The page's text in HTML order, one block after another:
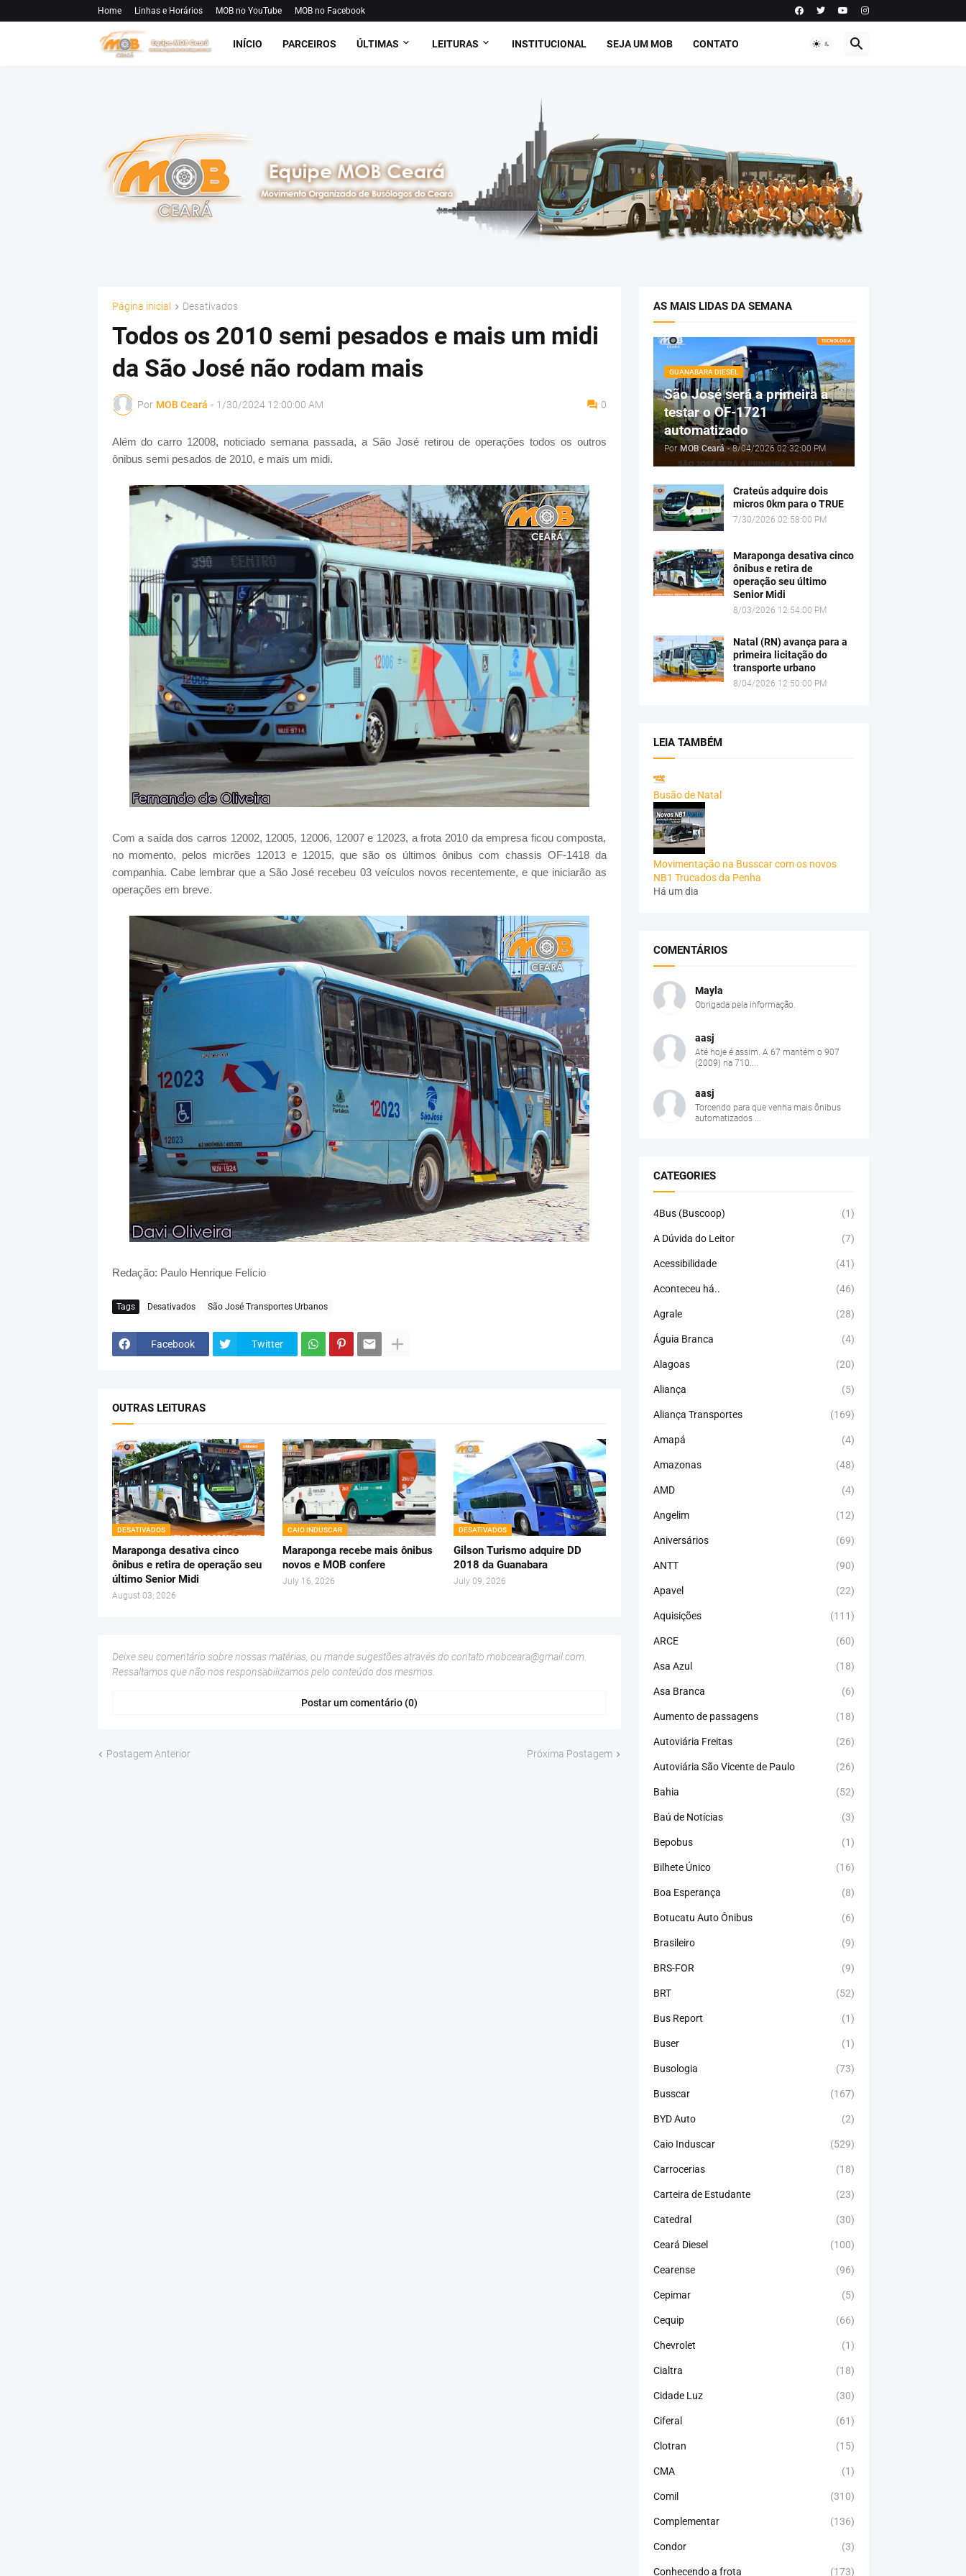
Home Linhas e Horários MOB no YouTube MOB no Facebook
INÍCIO PARCEIROS ÚLTIMAS LEITURAS INSTITUCIONAL SEJA UM MOB CONTATO
Página inicial Desativados
Todos os 2010 semi pesados e mais um midi
da São José não rodam mais
Por MOB Ceará - 1/30/2024 12:00:00 AM 0
Além do carro 12008, noticiado semana passada, a São José retirou de operações todos os outros
ônibus semi pesados de 2010, e mais um midi.
Com a saída dos carros 12002, 12005, 12006, 12007 e 12023, a frota 2010 da empresa ficou composta,
no momento, pelos micrões 12013 e 12015, que são os últimos ônibus com chassis OF-1418 da
companhia. Cabe lembrar que a São José recebeu 03 veículos novos recentemente, e que iniciarão as
operações em breve.
Redação: Paulo Henrique Felício
Tags Desativados São José Transportes Urbanos
Facebook Twitter
OUTRAS LEITURAS
DESATIVADOS
Maraponga desativa cinco
ônibus e retira de operação seu
último Senior Midi
August 03, 2026
CAIO INDUSCAR
Maraponga recebe mais ônibus
novos e MOB confere
July 16, 2026
DESATIVADOS
Gilson Turismo adquire DD
2018 da Guanabara
July 09, 2026
Deixe seu comentário sobre nossas matérias, ou mande sugestões através do contato mobceara@gmail.com.
Ressaltamos que não nos responsabilizamos pelo conteúdo dos mesmos.
Postar um comentário (0)
Postagem Anterior Próxima Postagem
AS MAIS LIDAS DA SEMANA
GUANABARA DIESEL
São José será a primeira a
testar o OF-1721
automatizado
Por MOB Ceará - 8/04/2026 02:32:00 PM
Crateús adquire dois
micros 0km para o TRUE
7/30/2026 02:58:00 PM
Maraponga desativa cinco
ônibus e retira de
operação seu último
Senior Midi
8/03/2026 12:54:00 PM
Natal (RN) avança para a
primeira licitação do
transporte urbano
8/04/2026 12:50:00 PM
LEIA TAMBÉM
Busão de Natal
Movimentação na Busscar com os novos
NB1 Trucados da Penha
Há um dia
COMENTÁRIOS
Mayla
Obrigada pela informação.
aasj
Até hoje é assim. A 67 mantém o 907
(2009) na 710....
aasj
Torcendo para que venha mais ônibus
automatizados ...
CATEGORIES
4Bus (Buscoop) (1)
A Dúvida do Leitor (7)
Acessibilidade (41)
Aconteceu há.. (46)
Agrale (28)
Águia Branca (4)
Alagoas (20)
Aliança (5)
Aliança Transportes (169)
Amapá (4)
Amazonas (48)
AMD (4)
Angelim (12)
Aniversários (69)
ANTT (90)
Apavel (22)
Aquisições (111)
ARCE (60)
Asa Azul (18)
Asa Branca (6)
Aumento de passagens (18)
Autoviária Freitas (26)
Autoviária São Vicente de Paulo (26)
Bahia (52)
Baú de Notícias (3)
Bepobus (1)
Bilhete Único (16)
Boa Esperança (8)
Botucatu Auto Ônibus (6)
Brasileiro (9)
BRS-FOR (9)
BRT (52)
Bus Report (1)
Buser (1)
Busologia (73)
Busscar (167)
BYD Auto (2)
Caio Induscar (529)
Carrocerias (18)
Carteira de Estudante (23)
Catedral (30)
Ceará Diesel (100)
Cearense (96)
Cepimar (5)
Cequip (66)
Chevrolet (1)
Cialtra (18)
Cidade Luz (30)
Ciferal (61)
Clotran (15)
CMA (1)
Comil (310)
Complementar (136)
Condor (3)
Conhecendo a frota (173)